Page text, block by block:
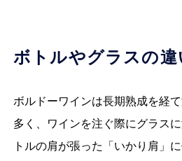
ボトルやグラスの違
ボルドーワインは長期熟成を経
多く、ワインを注ぐ際にグラス
トルの肩が張った「いかり肩」